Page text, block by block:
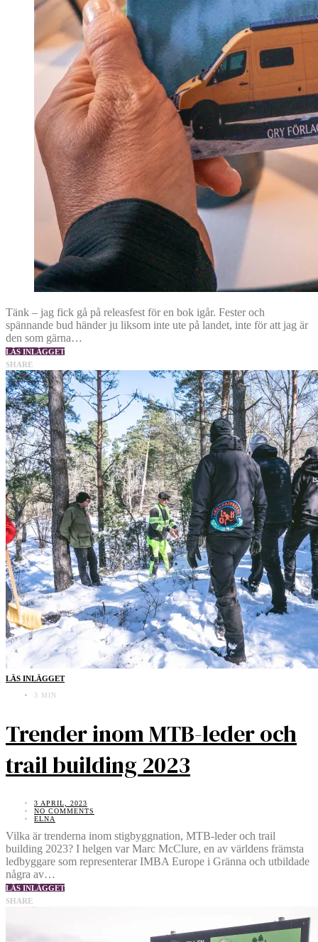
Tänk – jag fick gå på releasfest för en bok igår. Fester och
spännande bud händer ju liksom inte ute på landet, inte för att jag är
den som gärna…
LÄS INLÄGGET
SHARE
LÄS INLÄGGET
3 MIN
Trender inom MTB-leder och
trail building 2023
3 APRIL, 2023
NO COMMENTS
ELNA
Vilka är trenderna inom stigbyggnation, MTB-leder och trail
building 2023? I helgen var Marc McClure, en av världens främsta
ledbyggare som representerar IMBA Europe i Gränna och utbildade
några av…
LÄS INLÄGGET
SHARE